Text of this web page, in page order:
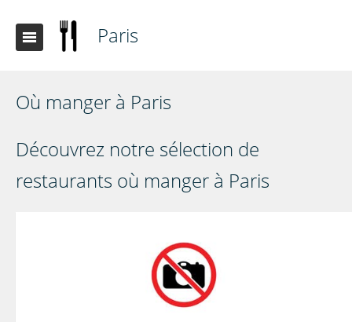
Paris
Où manger à Paris
Découvrez notre sélection de
restaurants où manger à Paris